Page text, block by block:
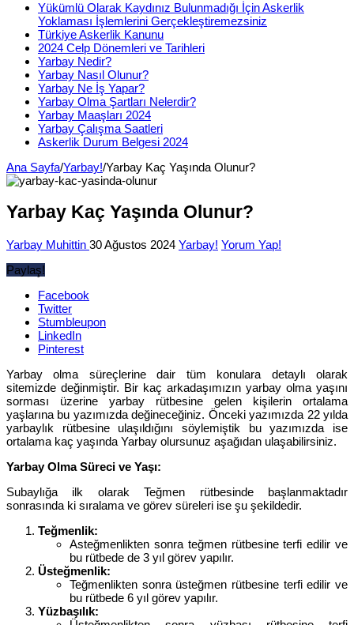
Yükümlü Olarak Kaydınız Bulunmadığı İçin Askerlik
Yoklaması İşlemlerini Gerçekleştiremezsiniz
Türkiye Askerlik Kanunu
2024 Celp Dönemleri ve Tarihleri
Yarbay Nedir?
Yarbay Nasıl Olunur?
Yarbay Ne İş Yapar?
Yarbay Olma Şartları Nelerdir?
Yarbay Maaşları 2024
Yarbay Çalışma Saatleri
Askerlik Durum Belgesi 2024
Ana Sayfa/Yarbay!/Yarbay Kaç Yaşında Olunur?
Yarbay Kaç Yaşında Olunur?
Yarbay Muhittin 30 Ağustos 2024 Yarbay! Yorum Yap!
Paylaş!
Facebook
Twitter
Stumbleupon
LinkedIn
Pinterest
Yarbay olma süreçlerine dair tüm konulara detaylı olarak
sitemizde değinmiştir. Bir kaç arkadaşımızın yarbay olma yaşını
sorması üzerine yarbay rütbesine gelen kişilerin ortalama
yaşlarına bu yazımızda değineceğiniz. Önceki yazımızda 22 yılda
yarbaylık rütbesine ulaşıldığını söylemiştik bu yazımızda ise
ortalama kaç yaşında Yarbay olursunuz aşağıdan ulaşabilirsiniz.
Yarbay Olma Süreci ve Yaşı:
Subaylığa ilk olarak Teğmen rütbesinde başlanmaktadır
sonrasında ki sıralama ve görev süreleri ise şu şekildedir.
Teğmenlik:
Asteğmenlikten sonra teğmen rütbesine terfi edilir ve
bu rütbede de 3 yıl görev yapılır.
Üsteğmenlik:
Teğmenlikten sonra üsteğmen rütbesine terfi edilir ve
bu rütbede 6 yıl görev yapılır.
Yüzbaşılık: